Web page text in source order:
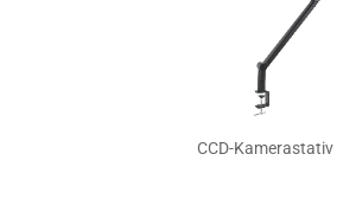
CCD-Kamerastativ